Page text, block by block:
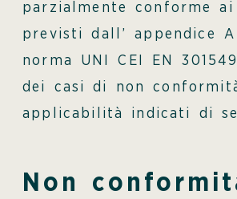
parzialmente conforme
previsti dall’ appendice
norma UNI CEI EN
dei casi di non
applicabilità indicati di
Non